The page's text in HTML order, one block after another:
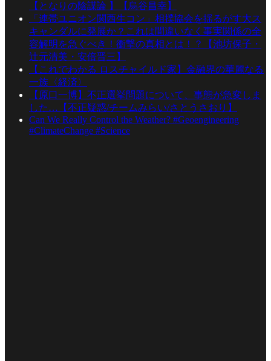
【となりの陰謀論 】【烏谷昌幸】
「連帯ユニオン関西生コン」相撲協会を揺るがす大ス
キャンダルに発展か？これは間違いなく事実関係の全
容解明を急ぐべき！衝撃の真相とは！？【池坊保子・
辻元清美・安倍晋三】
【これでわかる ロスチャイルド家】金融界の華麗なる
一族〈経済〉
【原口一博】不正選挙問題について、事態が急変しま
した…【不正疑惑/チームみらい/さとうさおり】
Can We Really Control the Weather? #Geoengineering
#ClimateChange #Science